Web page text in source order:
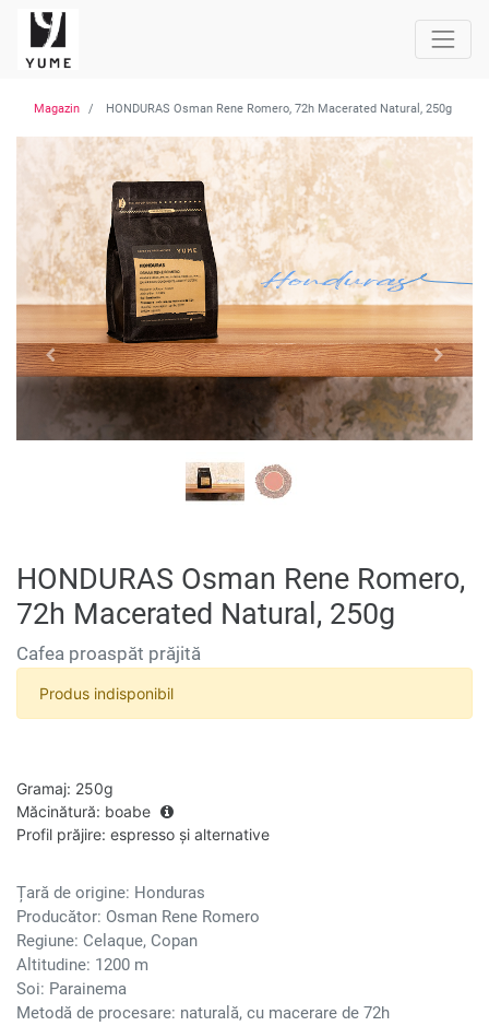
Magazin HONDURAS Osman Rene Romero, 72h Macerated Natural, 250g
HONDURAS Osman Rene Romero,
72h Macerated Natural, 250g
Cafea proaspăt prăjită
Produs indisponibil
Gramaj: 250g
Măcinătură: boabe
Profil prăjire: espresso și alternative
Țară de origine: Honduras
Producător: Osman Rene Romero
Regiune: Celaque, Copan
Altitudine: 1200 m
Soi: Parainema
Metodă de procesare: naturală, cu macerare de 72h